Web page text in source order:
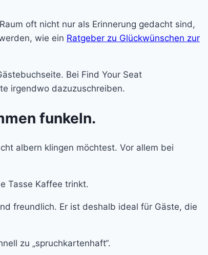
oft nicht nur als Erinnerung gedacht sind,
wie ein Ratgeber zu Glückwünschen zur
Bei Find Your Seat
irgendwo dazuzuschreiben.
funkeln.
albern klingen möchtest. Vor allem bei
freundlich. Er ist deshalb ideal für Gäste, die
zu „spruchkartenhaft“.